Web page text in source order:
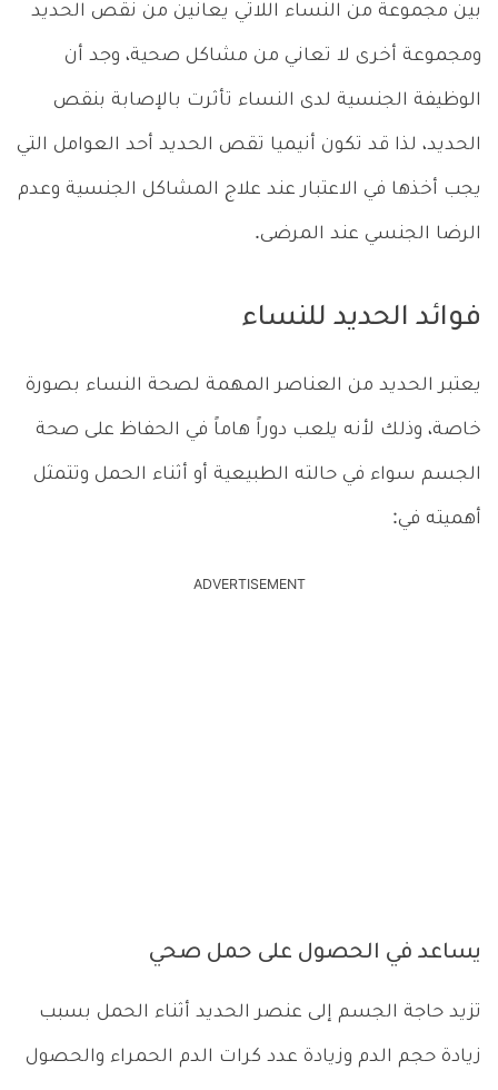
بين مجموعة من النساء اللاتي يعانين من نقص الحديد
ومجموعة أخرى لا تعاني من مشاكل صحية، وجد أن
الوظيفة الجنسية لدى النساء تأثرت بالإصابة بنقص
الحديد، لذا قد تكون أنيميا تقص الحديد أحد العوامل التي
يجب أخذها في الاعتبار عند علاج المشاكل الجنسية وعدم
الرضا الجنسي عند المرضى.
فوائد الحديد للنساء
يعتبر الحديد من العناصر المهمة لصحة النساء بصورة
خاصة، وذلك لأنه يلعب دوراً هاماً في الحفاظ على صحة
الجسم سواء في حالته الطبيعية أو أثناء الحمل وتتمثل
أهميته في:
ADVERTISEMENT
يساعد في الحصول على حمل صحي
تزيد حاجة الجسم إلى عنصر الحديد أثناء الحمل بسبب
زيادة حجم الدم وزيادة عدد كرات الدم الحمراء والحصول